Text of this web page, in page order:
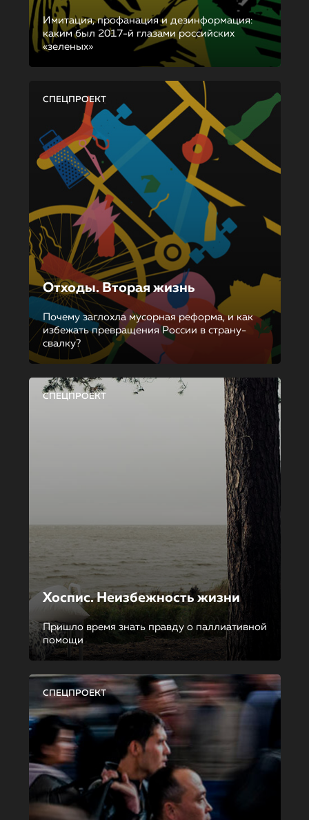
Имитация, профанация и дезинформация:
каким был 2017-й глазами российских
«зеленых»
СПЕЦПРОЕКТ
Отходы. Вторая жизнь
Почему заглохла мусорная реформа, и как
избежать превращения России в страну-
свалку?
СПЕЦПРОЕКТ
Хоспис. Неизбежность жизни
Пришло время знать правду о паллиативной
помощи
СПЕЦПРОЕКТ